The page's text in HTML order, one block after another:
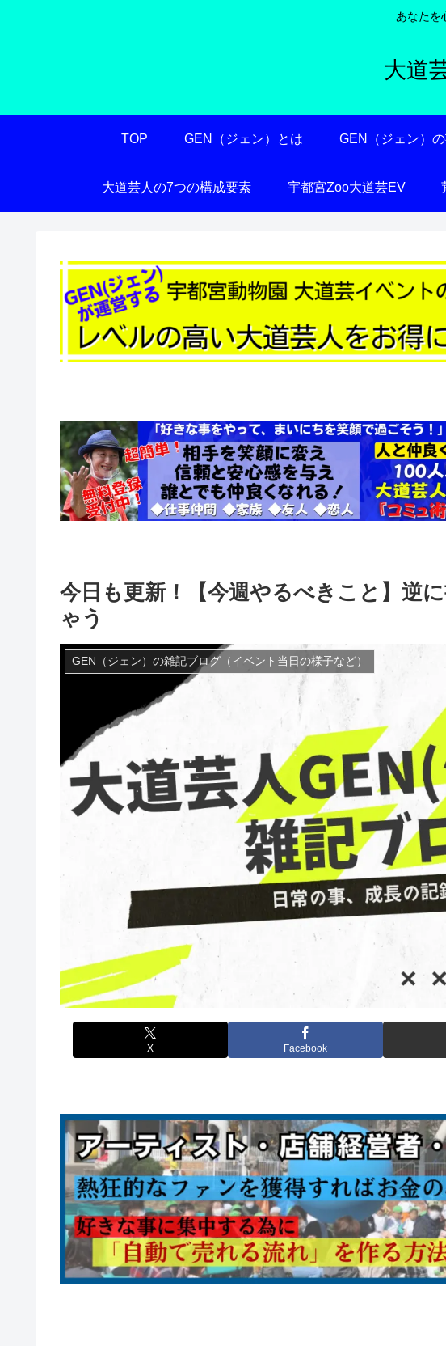
あなたを
大道
TOP GEN（ジェン）とは GEN（ジェン）
大道芸人の7つの構成要素 宇都宮Zoo大道芸EV
今日も更新！【今週やるべきこと】逆
ゃう
GEN（ジェン）の雑記ブログ（イベント当日の様子など）
X Facebook